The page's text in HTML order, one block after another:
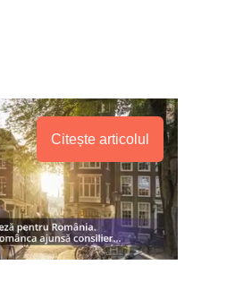
Citește articolul